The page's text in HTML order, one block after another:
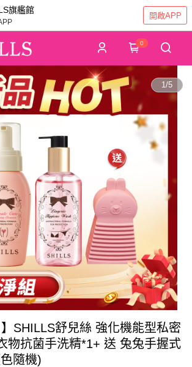
旗艦館
開啟APP
0
1/5
】SHILLS舒兒絲 強化機能型私密
物抗菌手洗精*1+ 送 兔兔手握式
隨機)